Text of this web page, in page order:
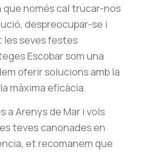
que només cal trucar-nos
despreocupar-se i
seves festes
Escobar som una
oferir solucions amb la
màxima eficàcia.
a Arenys de Mar i vols
teves canonades en
et recomanem que